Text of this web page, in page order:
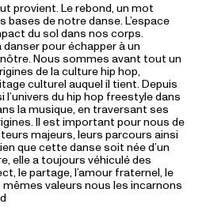
provient. Le rebond, un mot
bases de notre danse. L’espace
du sol dans nos corps.
pour échapper à un
Nous sommes avant tout un
de la culture hip hop,
culturel auquel il tient. Depuis
l’univers du hip hop freestyle dans
la musique, en traversant ses
Il est important pour nous de
majeurs, leurs parcours ainsi
que cette danse soit née d’un
elle a toujours véhiculé des
le partage, l’amour fraternel, le
valeurs nous les incarnons